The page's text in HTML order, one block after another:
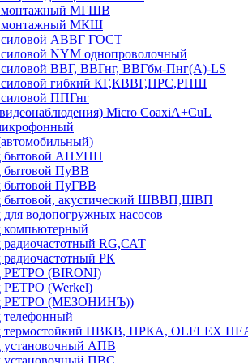
монтажный МГШВ
монтажный МКШ
силовой АВВГ ГОСТ
NYM однопроволочный
силовой ВВГ, ВВГнг, ВВГбм-Пнг(А)-LS
силовой гибкий КГ,КВВГ,ПРС,РПШ
силовой ППГнг
Micro CoaxiA+CuL
бытовой АПУНП
бытовой ПуВВ
бытовой ПуГВВ
бытовой, акустический ШВВП,ШВП
водопогружных насосов
компьютерный
радиочастотный RG,САТ
РК
РЕТРО (BIRONI)
РЕТРО (Werkel)
РЕТРО (МЕЗОНИНЪ))
телефонный
термостойкий ПВКВ, ПРКА, OLFLEX
установочный АПВ